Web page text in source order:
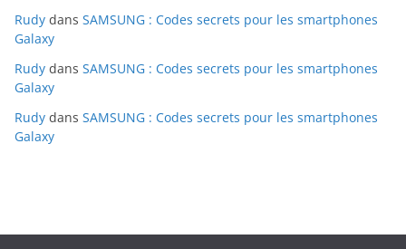
Rudy dans SAMSUNG : Codes secrets pour les smartphones
Galaxy
Rudy dans SAMSUNG : Codes secrets pour les smartphones
Galaxy
Rudy dans SAMSUNG : Codes secrets pour les smartphones
Galaxy